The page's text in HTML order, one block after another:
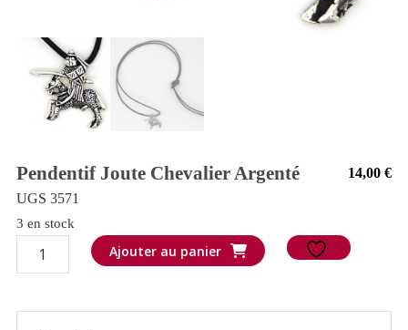
Pendentif Joute Chevalier Argenté 14,00€
UGS 3571
3 en stock
quantité
de
Ajouter au panier